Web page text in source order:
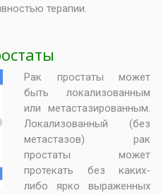
терапии.
Рак простаты может
быть локализованным
или метастазированным.
Локализованный (без
метастазов) рак
простаты может
протекать без каких-
либо ярко выраженных